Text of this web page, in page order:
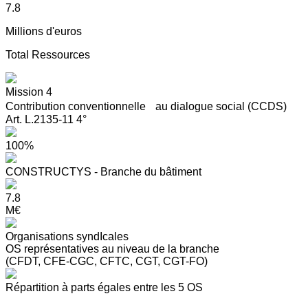
7.8
Millions d'euros
Total Ressources
Mission 4
Contribution conventionnelle au dialogue social (CCDS)
Art. L.2135-11 4°
100%
CONSTRUCTYS - Branche du bâtiment
7.8
M€
Organisations syndIcales
OS représentatives au niveau de la branche
(CFDT, CFE-CGC, CFTC, CGT, CGT-FO)
Répartition à parts égales entre les 5 OS